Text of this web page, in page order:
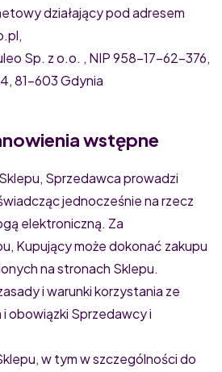
działający pod adresem
Sp. z o.o. , NIP 958-17-62-376,
81-603 Gdynia
wstępne
Sprzedawca prowadzi
jednocześnie na rzecz
elektroniczną. Za
Kupujący może dokonać zakupu
na stronach Sklepu.
i warunki korzystania ze
obowiązki Sprzedawcy i
w tym w szczególności do